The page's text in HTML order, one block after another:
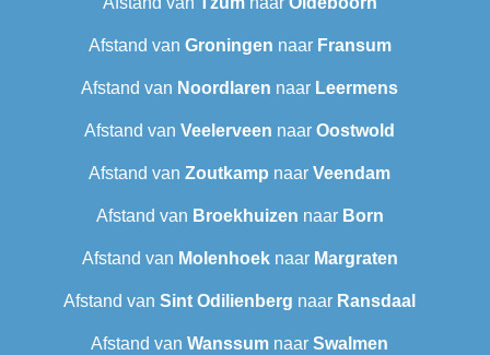
Afstand van Groningen naar Fransum
Afstand van Noordlaren naar Leermens
Afstand van Veelerveen naar Oostwold
Afstand van Zoutkamp naar Veendam
Afstand van Broekhuizen naar Born
Afstand van Molenhoeknaar Margraten
Afstand van Sint Odilienberg naar Ransdaal
Afstand van Wanssum naar Swalmen